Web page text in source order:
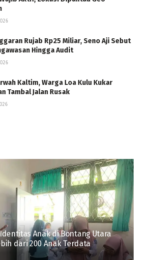
Rujab Rp25 Miliar, Seno Aji Sebut
Hingga Audit
Kaltim, Warga Loa Kulu Kukar
Tambal Jalan Rusak
Anak di Bontang Utara
dari 200 Anak Terdata